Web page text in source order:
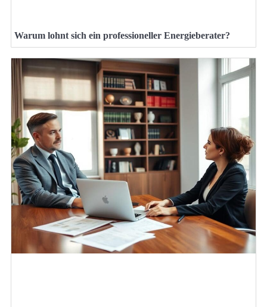
Warum lohnt sich ein professioneller Energieberater?